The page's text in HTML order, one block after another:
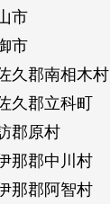
市
市
久郡南相木村
久郡立科町
郡原村
那郡中川村
那郡阿智村